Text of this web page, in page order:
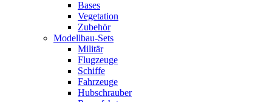
Bases
Vegetation
Zubehör
Modellbau-Sets
Militär
Flugzeuge
Schiffe
Fahrzeuge
Hubschrauber